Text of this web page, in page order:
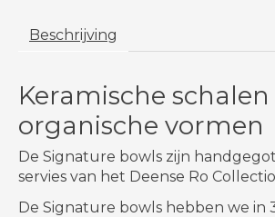
Beschrijving
Keramische
organische vormen
De Signature bowls zijn
servies van het Deense Ro
De Signature bowls hebben we in